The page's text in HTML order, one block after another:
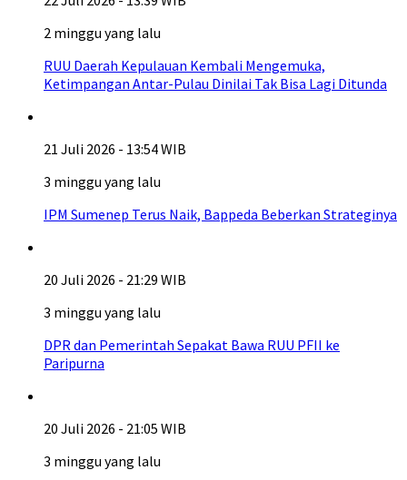
2 minggu yang lalu
RUU Daerah Kepulauan Kembali Mengemuka,
Ketimpangan Antar-Pulau Dinilai Tak Bisa Lagi Ditunda
21 Juli 2026 - 13:54 WIB
3 minggu yang lalu
IPM Sumenep Terus Naik, Bappeda Beberkan Strateginya
20 Juli 2026 - 21:29 WIB
3 minggu yang lalu
DPR dan Pemerintah Sepakat Bawa RUU PFII ke
Paripurna
20 Juli 2026 - 21:05 WIB
3 minggu yang lalu